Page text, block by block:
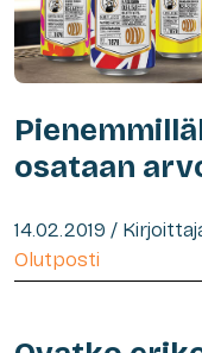
osataan
14.02.2019 /
Olutposti